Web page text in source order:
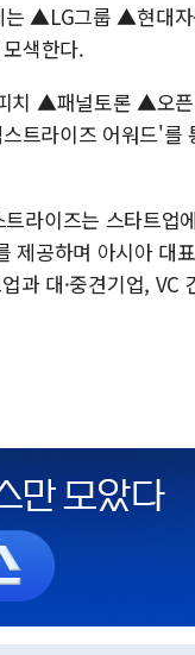
는 ▲LG그룹 ▲현대
색한다.
치 ▲패널토론 ▲오
트라이즈 어워드'를
라이즈는 스타트업
제공하며 아시아
대·중견기업, VC